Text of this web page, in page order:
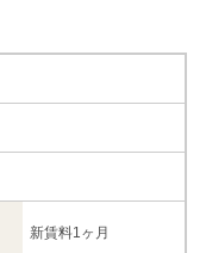
新賃料1ヶ月